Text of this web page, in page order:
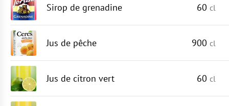
Sirop de grenadine 60 cl
Jus de pêche 900 cl
Jus de citron vert 60 cl